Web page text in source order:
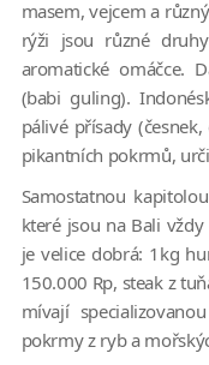
masem, vejcem a
rýži jsou různé
aromatické omáčce.
(babi guling).
pálivé přísady
pikantních pokrmů,
Samostatnou
které jsou na Bali
je velice dobrá: 1kg
150.000 Rp, steak z
mívají
pokrmy z ryb a